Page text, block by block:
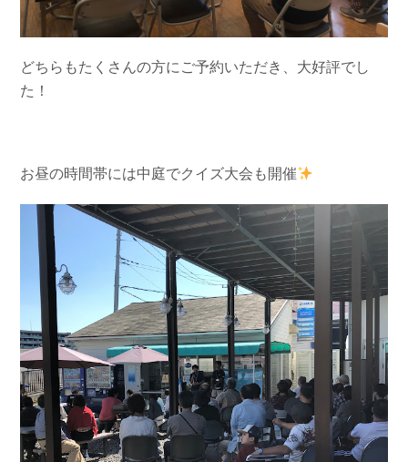
どちらもたくさんの方にご予約いただき、大好評でし
た！
お昼の時間帯には中庭でクイズ大会も開催